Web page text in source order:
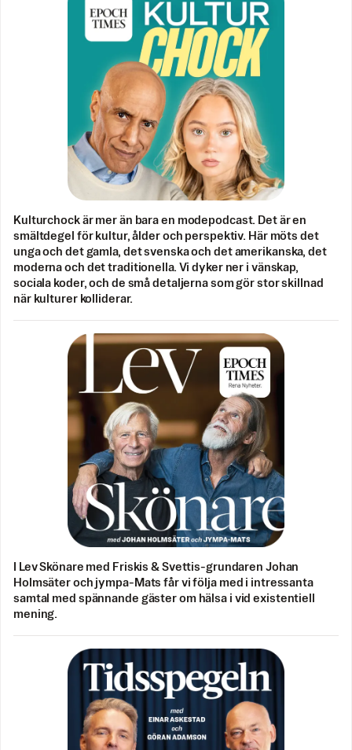
Kulturchock är mer än bara en modepodcast. Det är en
smältdegel för kultur, ålder och perspektiv. Här möts det
unga och det gamla, det svenska och det amerikanska, det
moderna och det traditionella. Vi dyker ner i vänskap,
sociala koder, och de små detaljerna som gör stor skillnad
när kulturer kolliderar.
I Lev Skönare med Friskis & Svettis-grundaren Johan
Holmsäter och jympa-Mats får vi följa med i intressanta
samtal med spännande gäster om hälsa i vid existentiell
mening.